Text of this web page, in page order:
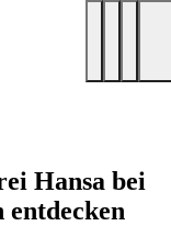
Hansa bei
entdecken